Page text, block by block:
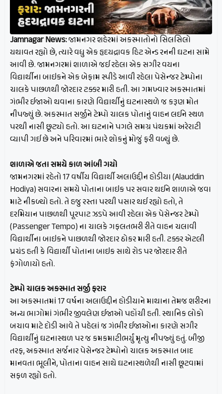
Jamnagar News:જામનગર શહેરમાં અકસ્માતોનો સિલસિલો
યથાવત રહ્યો છે, ત્યારે વધુ એક હૃદયદ્રાવક હિટ એન્ડ રનની ઘટના સામે
આવી છે. જામનગરમાં શાળાએ જઈ રહેલા એક સગીર વયના
વિદ્યાર્થીના બાઇકને એક બેફામ સ્પીડે આવી રહેલા પેસેન્જર ટેમ્પોના
ચાલકે પાછળથી જોરદાર ટક્કર મારી હતી. આ ગમખ્વાર અકસ્માતમાં
ગંભીર ઈજાઓ થવાના કારણે વિદ્યાર્થીનું ઘટનાસ્થળે જ કરૂણ મોત
નીપજ્યું છે. અકસ્માત સર્જીને ટેમ્પો ચાલક પોતાનું વાહન લઈને સ્થળ
પરથી નાસી છૂટ્યો હતો. આ ઘટનાને પગલે સમગ્ર પંથકમાં અરેરાટી
વ્યાપી ગઈ છે અને પરિવારમાં ભારે શોકનું મોજું ફરી વળ્યું છે.
શાળાએ જતા સમયે કાળ આંબી ગયો
જામનગરમાં રહેતો 17 વર્ષીય વિદ્યાર્થી અલાઉદ્દીન હોડીયા (Alauddin
Hodiya) સવારના સમયે પોતાના બાઇક પર સવાર થઈને શાળાએ જવા
માટે નીકળ્યો હતો. તે હજુ રસ્તા પરથી પસાર થઈ રહ્યો હતો, તે
દરમિયાન પાછળથી પૂરપાટ ઝડપે આવી રહેલા એક પેસેન્જર ટેમ્પો
(Passenger Tempo) ના ચાલકે ગફલતભરી રીતે વાહન ચલાવી
વિદ્યાર્થીના બાઇકને પાછળથી જોરદાર ઠોકર મારી હતી. ટક્કર એટલી
પ્રચંડ હતી કે વિદ્યાર્થી પોતાના બાઇક સાથે રોડ પર જોરદાર રીતે
ફંગોળાયો હતો.
ટેમ્પો ચાલક અકસ્માત સર્જી ફરાર
આ અકસ્માતમાં 17 વર્ષના અલાઉદ્દીન હોડીયાને માથાના તેમજ શરીરના
અન્ય ભાગોમાં ગંભીર જીવલેણ ઈજાઓ પહોંચી હતી. સ્થાનિક લોકો
બચાવ માટે દોડી આવે તે પહેલાં જ ગંભીર ઈજાઓના કારણે સગીર
વિદ્યાર્થીનું ઘટનાસ્થળ પર જ કમકમાટીભર્યું મૃત્યુ નીપજ્યું હતું. બીજી
તરફ, અકસ્માત સર્જનાર પેસેન્જર ટેમ્પોનો ચાલક અકસ્માત બાદ
માનવતા ભૂલીને, પોતાના વાહન સાથે ઘટનાસ્થળેથી નાસી છૂટવામાં
સફળ રહ્યો હતો.